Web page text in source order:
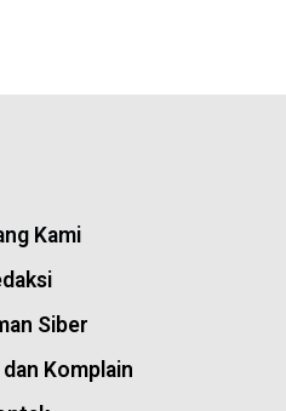
Kami
Siber
Komplain